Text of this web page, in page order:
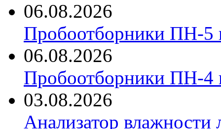
06.08.2026
Пробоотборники ПН-
06.08.2026
Пробоотборники ПН-
03.08.2026
Анализатор